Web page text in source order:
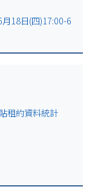
18日(四)17:00-6
年1月2日
4月1日(二)17:00-
租約資料統計